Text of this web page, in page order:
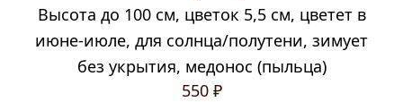
Высота до 100 см, цветок 5,5 см, цветет в
июне-июле, для солнца/полутени, зимует
без укрытия, медонос (пыльца)
550 ₽